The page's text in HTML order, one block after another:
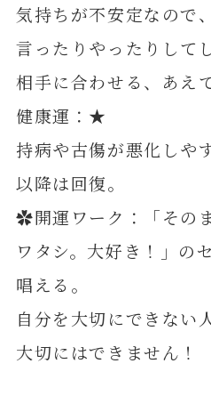
気持ちが不安定なので
言ったりやったりして
相手に合わせる、あえ
健康運：★
持病や古傷が悪化しや
以降は回復。
✿開運ワーク：「その
ワタシ。大好き！」の
唱える。
自分を大切にできない
大切にはできません！